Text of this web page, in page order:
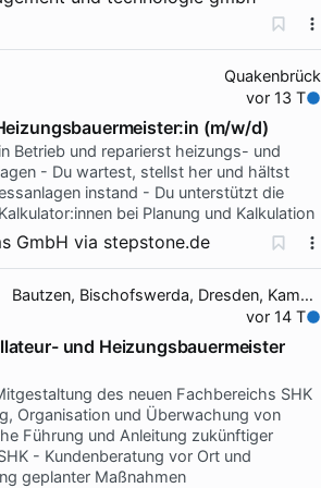
Quakenbrück
vor 13 T
(m/w/d)
Betrieb und reparierst heizungs- und
- Du wartest, stellst her und hältst
instand - Du unterstützt die
bei Planung und Kalkulation
GmbH via stepstone.de
Bautzen, Bischofswerda, Dresden, Kamenz
vor 14 T
und Heizungsbauermeister
des neuen Fachbereichs SHK
Organisation und Überwachung von
Führung und Anleitung zukünftiger
- Kundenberatung vor Ort und
geplanter Maßnahmen